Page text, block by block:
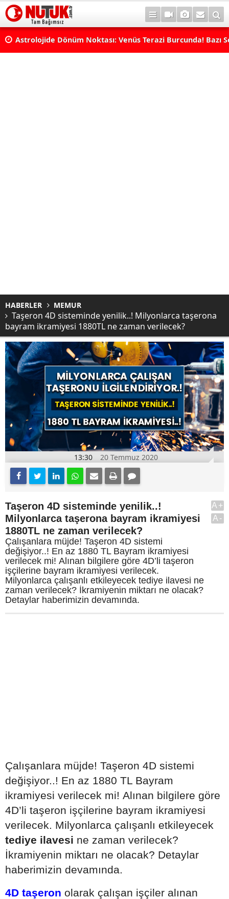
Astrolojide Dönüm Noktası: Venüs Terazi Burcunda! Bazı
HABERLER MEMUR
Taşeron 4D sisteminde yenilik..! Milyonlarca taşerona
bayram ikramiyesi 1880TL ne zaman verilecek?
13:30 20 Temmuz 2020
Taşeron 4D sisteminde yenilik..!
Milyonlarca taşerona bayram ikramiyesi
1880TL ne zaman verilecek?
Çalışanlara müjde! Taşeron 4D sistemi
değişiyor..! En az 1880 TL Bayram ikramiyesi
verilecek mi! Alınan bilgilere göre 4D’li taşeron
işçilerine bayram ikramiyesi verilecek.
Milyonlarca çalışanlı etkileyecek tediye ilavesi ne
zaman verilecek? İkramiyenin miktarı ne olacak?
Detaylar haberimizin devamında.
A+
A-
Çalışanlara müjde! Taşeron 4D sistemi
değişiyor..! En az 1880 TL Bayram
ikramiyesi verilecek mi! Alınan bilgilere göre
4D’li taşeron işçilerine bayram ikramiyesi
verilecek. Milyonlarca çalışanlı etkileyecek
tediye ilavesi ne zaman verilecek?
İkramiyenin miktarı ne olacak? Detaylar
haberimizin devamında.
4D taşeron olarak çalışan işçiler alınan